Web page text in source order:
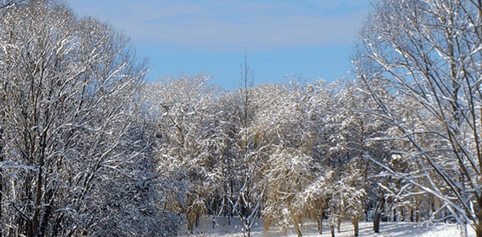
Exporter les lignes sélectionnées
Exporter toutes les colonnes
Exporter uniquement les colonnes affichées
Menu
Ajoutez un logo, un bouton, des réseaux sociaux
Cliquez pour éditer